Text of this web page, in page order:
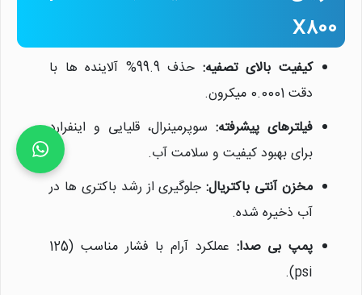
X800
کیفیت بالای تصفیه:
حذف 99.9% آلاینده ها با
دقت 0.0001 میکرون.
فیلترهای پیشرفته:سوپرمینرال، قلیایی و اینفرارد
برای بهبود کیفیت و سلامت آب.
مخزن آنتی باکتریال:جلوگیری از رشد باکتری ها در
آب ذخیره شده.
پمپ بی صدا:
عملکرد آرام با فشار مناسب (125
psi).